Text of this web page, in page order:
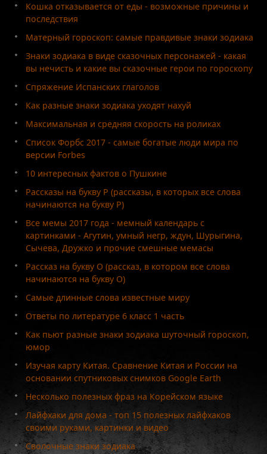
Кошка отказывается от еды - возможные причины и
последствия
Матерный гороскоп: самые правдивые знаки зодиака
Знаки зодиака в виде сказочных персонажей - какая
вы нечисть и какие вы сказочные герои по гороскопу
Спряжение Испанских глаголов
Как разные знаки зодиака уходят нахуй
Максимальная и средняя скорость на роликах
Список Форбс 2017 - самые богатые люди мира по
версии Forbes
10 интересных фактов о Пушкине
Рассказы на букву Р (рассказы, в которых все слова
начинаются на букву Р)
Все мемы 2017 года - мемный календарь с
картинками - Агутин, умный негр, ждун, Шурыгина,
Сычева, Дружко и прочие смешные мемасы
Рассказ на букву О (рассказ, в котором все слова
начинаются на букву О)
Самые длинные слова известные миру
Ответы по литературе 6 класс 1 часть
Как пьют разные знаки зодиака шуточный гороскоп,
юмор
Изучая карту Китая. Сравнение Китая и России на
основании спутниковых снимков Google Earth
Несколько полезных фраз на Корейском языке
Лайфхаки для дома - топ 15 полезных лайфхаков
своими руками, картинки и видео
Сволочные знаки зодиака